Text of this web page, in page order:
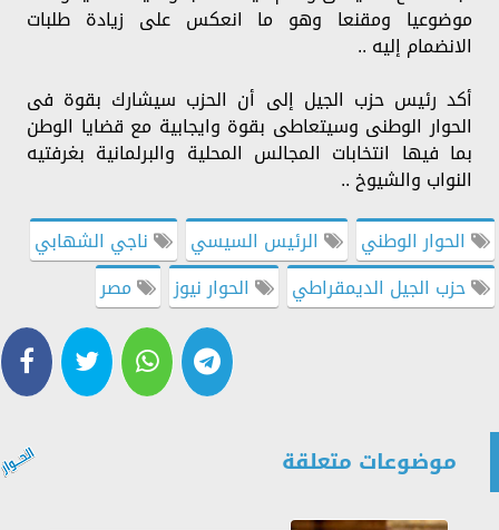
موضوعيا ومقنعا وهو ما انعكس على زيادة طلبات
الانضمام إليه ..
أكد رئيس حزب الجيل إلى أن الحزب سيشارك بقوة فى
الحوار الوطنى وسيتعاطى بقوة وايجابية مع قضايا الوطن
بما فيها انتخابات المجالس المحلية والبرلمانية بغرفتيه
النواب والشيوخ ..
الحوار الوطني
الرئيس السيسي
ناجي الشهابي
حزب الجيل الديمقراطي
الحوار نيوز مصر
موضوعات متعلقة